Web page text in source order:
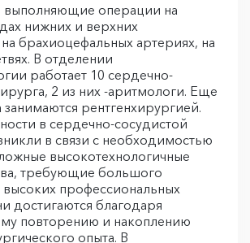
выполняющие операции на
нижних и верхних
на брахиоцефальных артериях, на
В отделении
работает 10 сердечно-
2 из них -аритмологи. Еще
занимаются рентгенхирургией.
в сердечно-сосудистой
в связи с необходимостью
высокотехнологичные
требующие большого
высоких профессиональных
достигаются благодаря
повторению и накоплению
опыта. В